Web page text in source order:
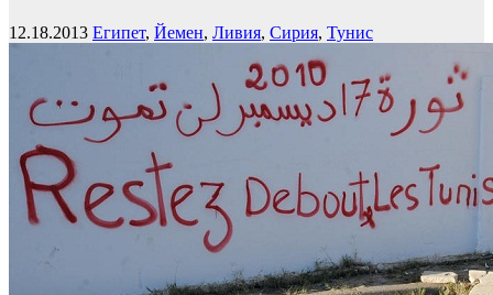
12.18.2013 Египет, Йемен, Ливия, Сирия, Тунис